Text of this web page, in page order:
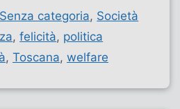
Senza categoria, Società
,felicità, politica
, Toscana, welfare